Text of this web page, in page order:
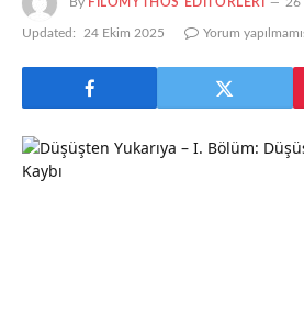
Updated: 24 Ekim 2025 Yorum